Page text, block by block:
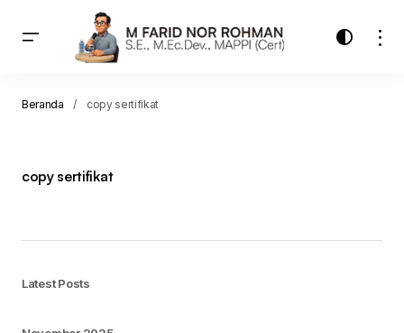
Beranda copy sertifikat
copy sertifikat
Latest Posts